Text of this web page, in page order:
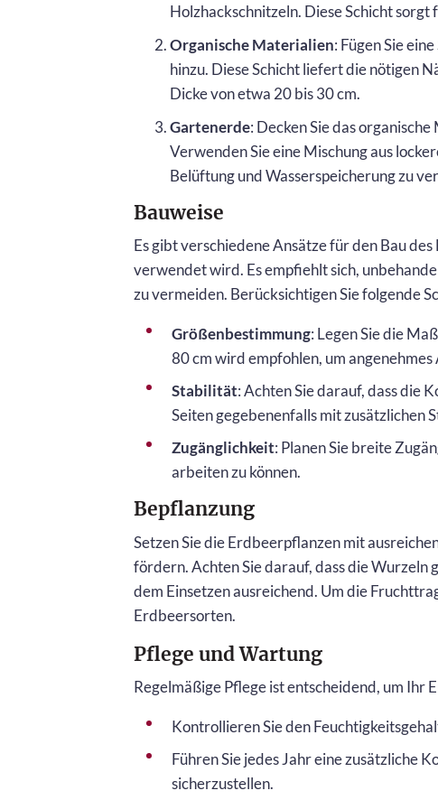
Holzhackschnitzeln. Diese Schicht
Organische Materialien: Fügen Sie
hinzu. Diese Schicht liefert die nötigen
Dicke von etwa 20 bis 30 cm.
Gartenerde: Decken Sie das
Verwenden Sie eine Mischung aus
Belüftung und Wasserspeicherung zu
Bauweise
Es gibt verschiedene Ansätze für den Bau
verwendet wird. Es empfiehlt sich,
zu vermeiden. Berücksichtigen Sie folgende
Größenbestimmung: Legen Sie die
80 cm wird empfohlen, um
Stabilität: Achten Sie darauf, dass die
Seiten gegebenenfalls mit zusätzlichen
Zugänglichkeit: Planen Sie breite
arbeiten zu können.
Bepflanzung
Setzen Sie die Erdbeerpflanzen mit
fördern. Achten Sie darauf, dass die Wurzeln
dem Einsetzen ausreichend. Um die
Erdbeersorten.
Pflege und Wartung
Regelmäßige Pflege ist entscheidend, um Ihr
Kontrollieren Sie den
Führen Sie jedes Jahr eine zusätzliche
sicherzustellen.